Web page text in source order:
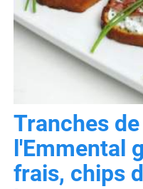
Tranches
l'Emmental
frais, chips